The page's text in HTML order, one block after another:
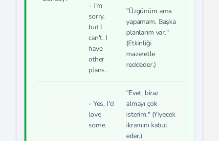
- I'm
sorry,
but I
can't. I
have
other
plans.
"Üzgünüm ama
yapamam. Başka
planlarım var."
(Etkinliği
mazeretle
reddeder.)
- Yes, I'd
love
some.
"Evet, biraz
almayı çok
isterim." (Yiyecek
ikramını kabul
eder.)